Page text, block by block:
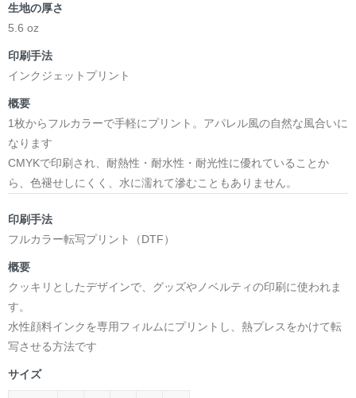
生地の厚さ
5.6 oz
印刷手法
インクジェットプリント
概要
1枚からフルカラーで手軽にプリント。アパレル風の自然な風合いに
なります
CMYKで印刷され、耐熱性・耐水性・耐光性に優れていることか
ら、色褪せしにくく、水に濡れて滲むこともありません。
印刷手法
フルカラー転写プリント（DTF）
概要
クッキリとしたデザインで、グッズやノベルティの印刷に使われま
す。
水性顔料インクを専用フィルムにプリントし、熱プレスをかけて転
写させる方法です
サイズ